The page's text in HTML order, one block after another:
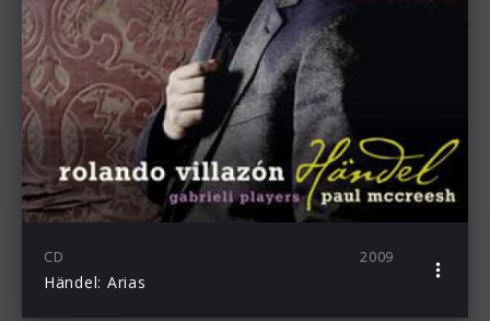
CD 2009
Händel: Arias